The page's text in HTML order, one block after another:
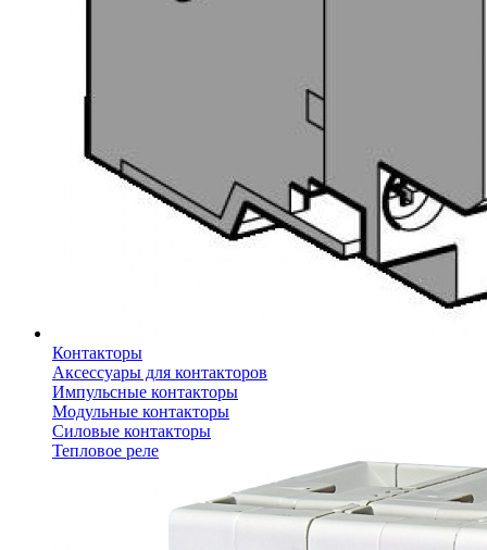
Контакторы
Аксессуары для контакторов
Импульсные контакторы
Модульные контакторы
Силовые контакторы
Тепловое реле